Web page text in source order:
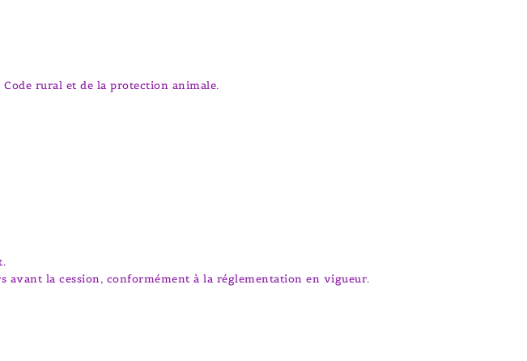
rural et de la protection animale.
avant la cession, conformément à la réglementation en vigueur.